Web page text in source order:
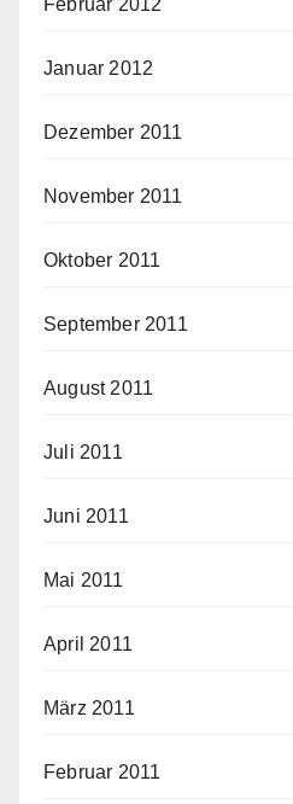
Januar 2012
Dezember 2011
November 2011
Oktober 2011
September 2011
August 2011
Juli 2011
Juni 2011
Mai 2011
April 2011
März 2011
Februar 2011